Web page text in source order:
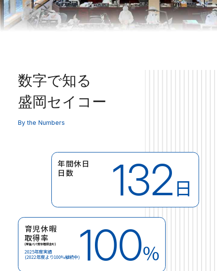
数字で知る
盛岡セイコー
By the Numbers
年間休日
日数
132日
育児休暇
取得率
(産後パパ育休取得含む) 100%
2025年度実績
(2022年度より100%継続中)